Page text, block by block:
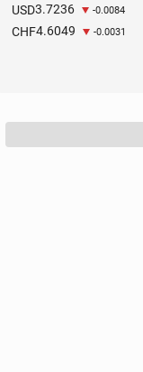
USD3.7236 -0.0084
CHF4.6049 -0.0031